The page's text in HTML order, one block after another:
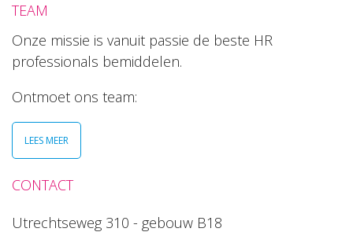
TEAM
Onze missie is vanuit passie de beste HR
professionals bemiddelen.
Ontmoet ons team:
LEES MEER
CONTACT
Utrechtseweg 310 - gebouw B18